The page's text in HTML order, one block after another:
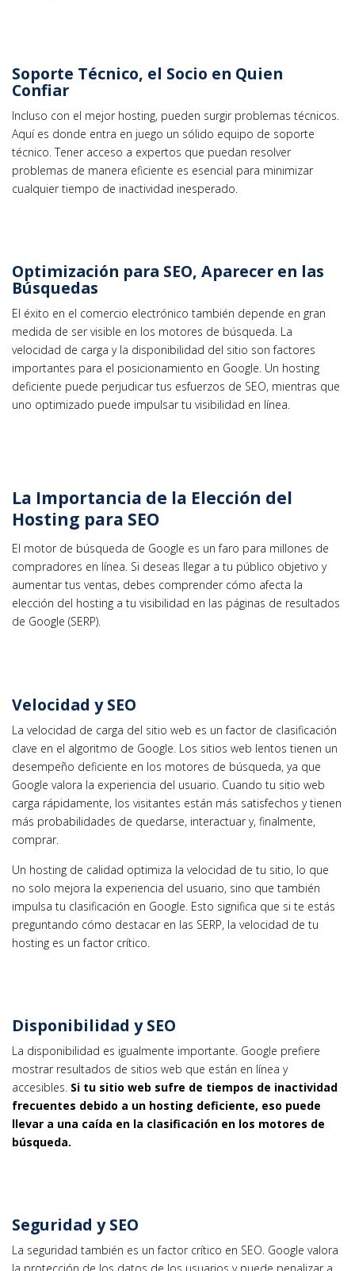
Soporte Técnico, el Socio en Quien
Confiar
Incluso con el mejor hosting, pueden surgir problemas técnicos.
Aquí es donde entra en juego un sólido equipo de soporte
técnico. Tener acceso a expertos que puedan resolver
problemas de manera eficiente es esencial para minimizar
cualquier tiempo de inactividad inesperado.
Optimización para SEO, Aparecer en las
Búsquedas
El éxito en el comercio electrónico también depende en gran
medida de ser visible en los motores de búsqueda. La
velocidad de carga y la disponibilidad del sitio son factores
importantes para el posicionamiento en Google. Un hosting
deficiente puede perjudicar tus esfuerzos de SEO, mientras que
uno optimizado puede impulsar tu visibilidad en línea.
La Importancia de la Elección del
Hosting para SEO
El motor de búsqueda de Google es un faro para millones de
compradores en línea. Si deseas llegar a tu público objetivo y
aumentar tus ventas, debes comprender cómo afecta la
elección del hosting a tu visibilidad en las páginas de resultados
de Google (SERP).
Velocidad y SEO
La velocidad de carga del sitio web es un factor de clasificación
clave en el algoritmo de Google. Los sitios web lentos tienen un
desempeño deficiente en los motores de búsqueda, ya que
Google valora la experiencia del usuario. Cuando tu sitio web
carga rápidamente, los visitantes están más satisfechos y tienen
más probabilidades de quedarse, interactuar y, finalmente,
comprar.
Un hosting de calidad optimiza la velocidad de tu sitio, lo que
no solo mejora la experiencia del usuario, sino que también
impulsa tu clasificación en Google. Esto significa que si te estás
preguntando cómo destacar en las SERP, la velocidad de tu
hosting es un factor crítico.
Disponibilidad y SEO
La disponibilidad es igualmente importante. Google prefiere
mostrar resultados de sitios web que están en línea y
accesibles. Si tu sitio web sufre de tiempos de inactividad
frecuentes debido a un hosting deficiente, eso puede
llevar a una caída en la clasificación en los motores de
búsqueda.
Seguridad y SEO
La seguridad también es un factor crítico en SEO. Google valora